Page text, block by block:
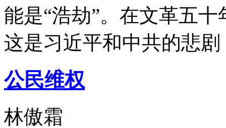
能是“浩劫”。在文革五
这是习近平和中共的悲
公民维权
林傲霜